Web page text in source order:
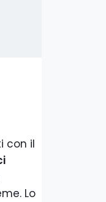
con il
Lo